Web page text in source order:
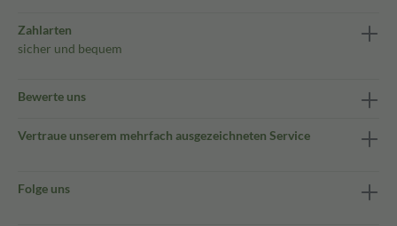
Zahlarten
sicher und bequem
Bewerte uns
Vertraue unserem mehrfach ausgezeichneten Service
Folge uns